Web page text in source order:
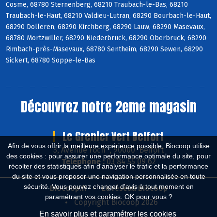
Afin de vous offrir la meilleure expérience possible, Biocoop utilise
des cookies : pour assurer une performance optimale du site, pour
récolter des statistiques afin d'analyser le trafic et la performance
du site et vous proposer une navigation personnalisée en toute
sécurité. Vous pouvez changer d'avis à tout moment en
paramétrant vos cookies. OK pour vous ?
En savoir plus et paramétrer les cookies
Cosme, 68780 Sternenberg, 68210 Traubach-le-Bas, 68210
Traubach-le-Haut, 68210 Valdieu-Lutran, 68290 Bourbach-le-Haut,
68290 Dolleren, 68290 Kirchberg, 68290 Lauw, 68290 Masevaux,
68780 Mortzwiller, 68290 Niederbruck, 68290 Oberbruck, 68290
Rimbach-près-Masevaux, 68780 Sentheim, 68290 Sewen, 68290
Sickert, 68780 Soppe-le-Bas
Découvrez notre 2eme magasin
Le Grenier Vert Belfort
3, Avenue Foch , 90000 Belfort
Téléphone :03 84 55 09 62
Biocoop.fr
Le réseau Biocoop
Copyright Biocoop 2026